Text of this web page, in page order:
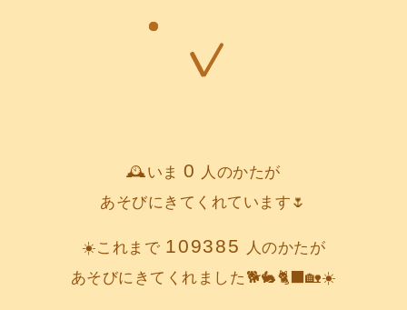
🕰️いま0
人のかたが
あそびにきてくれています🌷
☀️これまで 109385
人のかたが
あそびにきてくれました🐕️🐇🐈‍⬛🏡☀️